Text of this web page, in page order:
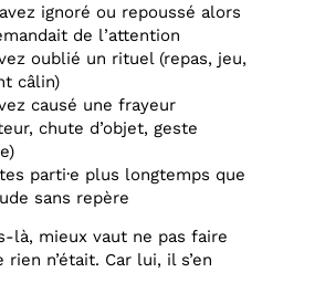
ignoré ou repoussé alors
de l’attention
oublié un rituel (repas, jeu,
câlin)
causé une frayeur
chute d’objet, geste
parti·e plus longtemps que
sans repère
là, mieux vaut ne pas faire
n’était. Car lui, il s’en